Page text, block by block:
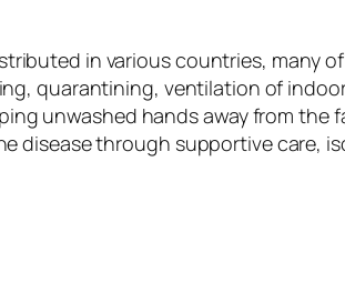
in various countries, many
quarantining, ventilation of
unwashed hands away from the
disease through supportive care,